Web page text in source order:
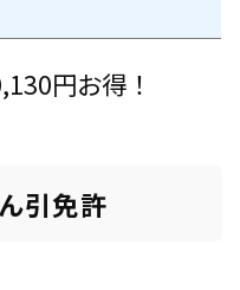
円お得！
引免許